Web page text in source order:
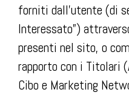
forniti dall’utente (di
Interessato”)
presenti nel sito, o
rapporto con i Titolari
Cibo e Marketing